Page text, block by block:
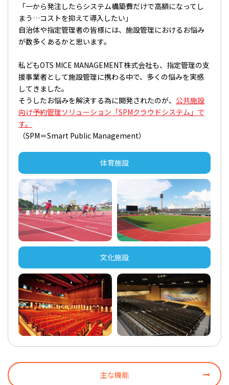
「一から発注したらシステム構築費だけで高額になってし
まう…コストを抑えて導入したい」
自治体や指定管理者の皆様には、施設管理におけるお悩み
が数多くあるかと思います。
私どもOTS MICE MANAGEMENT株式会社も、指定管理の支
援事業者として施設管理に携わる中で、多くの悩みを実感
してきました。
そうしたお悩みを解決する為に開発されたのが、 公共施設
向け予約管理ソリューション「SPMクラウドシステム」で
す。
（SPM＝Smart Public Management）
体育施設
文化施設
主な機能